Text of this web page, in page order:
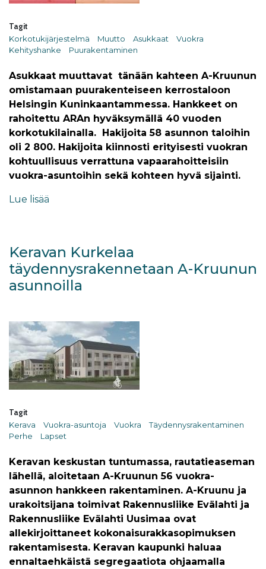
Tagit
Korkotukijärjestelmä
Muutto Asukkaat
Vuokra
Kehityshanke
Puurakentaminen
Asukkaat muuttavat tänään kahteen A-Kruunun
omistamaan puurakenteiseen kerrostaloon
Helsingin Kuninkaantammessa. Hankkeet on
rahoitettu ARAn hyväksymällä 40 vuoden
korkotukilainalla. Hakijoita 58 asunnon taloihin
oli 2 800. Hakijoita kiinnosti erityisesti vuokran
kohtuullisuus verrattuna vapaarahoitteisiin
vuokra-asuntoihin sekä kohteen hyvä sijainti.
Lue lisää
Keravan Kurkelaa
täydennysrakennetaan A-Kruunun
asunnoilla
Tagit
Kerava
Vuokra-asuntoja Vuokra
Täydennysrakentaminen
Perhe
Lapset
Keravan keskustan tuntumassa, rautatieaseman
lähellä, aloitetaan A-Kruunun 56 vuokra-
asunnon hankkeen rakentaminen. A-Kruunu ja
urakoitsijana toimivat Rakennusliike Evälahti ja
Rakennusliike Evälahti Uusimaa ovat
allekirjoittaneet kokonaisurakkasopimuksen
rakentamisesta. Keravan kaupunki haluaa
ennaltaehkäistä segregaatiota ohjaamalla